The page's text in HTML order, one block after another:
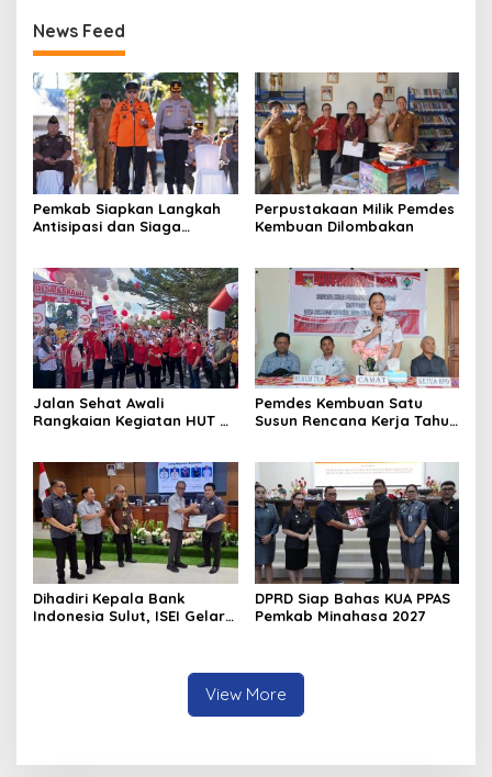
News Feed
Pemkab Siapkan Langkah
Antisipasi dan Siaga
Perpustakaan Milik Pemdes
Kembuan Dilombakan
Jalan Sehat Awali
Rangkaian Kegiatan HUT RI
Pemdes Kembuan Satu
Susun Rencana Kerja Tahun
Dihadiri Kepala Bank
Indonesia Sulut, ISEI Gelar
DPRD Siap Bahas KUA PPAS
Pemkab Minahasa 2027
View More